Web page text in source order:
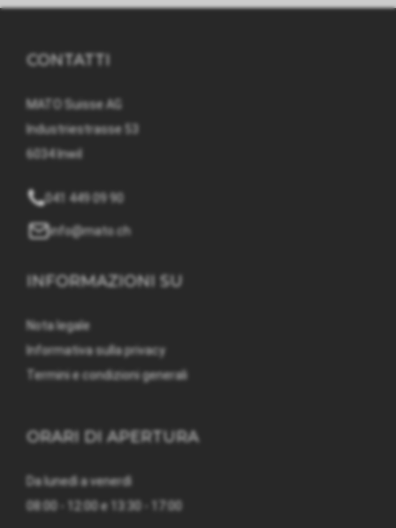
CONTATTI
MATO Suisse AG
Industriestrasse 53
6034 Inwil
041 449 09 90
info@mato.ch
INFORMAZIONI SU
Nota legale
Informativa sulla privacy
Termini e condizioni generali
ORARI DI APERTURA
Da lunedì a venerdì
08:00 - 12:00 e 13:30 - 17:00